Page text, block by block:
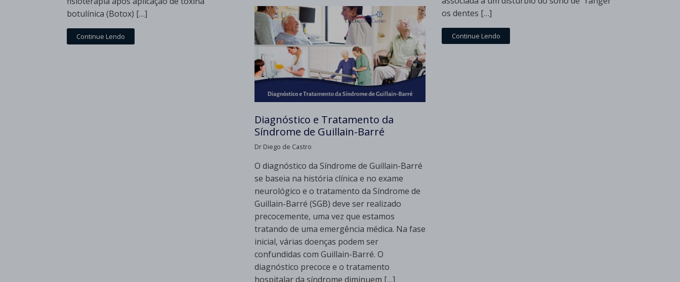
botulínica (Botox) […]
Continue Lendo
Diagnóstico e Tratamento da
Síndrome de Guillain-Barré
Dr Diego de Castro
O diagnóstico da Síndrome de Guillain-Barré
se baseia na história clínica e no exame
neurológico e o tratamento da Síndrome de
Guillain-Barré (SGB) deve ser realizado
precocemente, uma vez que estamos
tratando de uma emergência médica. Na fase
inicial, várias doenças podem ser
confundidas com Guillain-Barré. O
diagnóstico precoce e o tratamento
hospitalar da síndrome diminuem […]
os dentes […]
Continue Lendo